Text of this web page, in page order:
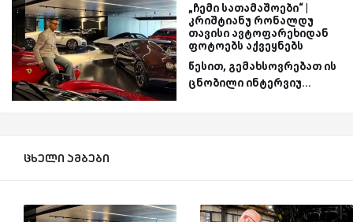
„ჩემი სათამაშოები“ |
კრიშტიანუ რონალდუ
თავისი ავტოფარეხიდან
ფოტოებს აქვეყნებს
წესით, გემახსოვრებათ ის
ცნობილი ინტერვიუ...
ცხელი ამბები